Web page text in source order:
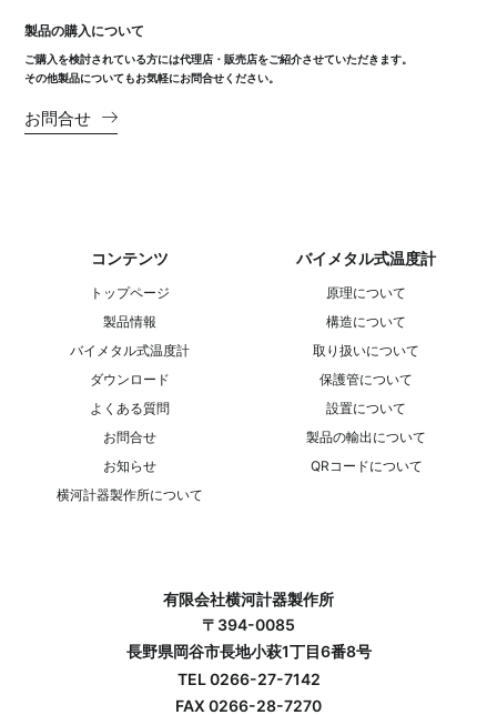
製品の購入について
ご購入を検討されている方には代理店・販売店をご紹介させていただきます。
その他製品についてもお気軽にお問合せください。
お問合せ
コンテンツ
トップページ
製品情報
バイメタル式温度計
ダウンロード
よくある質問
お問合せ
お知らせ
横河計器製作所について
バイメタル式温度計
原理について
構造について
取り扱いについて
保護管について
設置について
製品の輸出について
QRコードについて
有限会社横河計器製作所
〒394-0085
長野県岡谷市長地小萩1丁目6番8号
TEL 0266-27-7142
FAX 0266-28-7270